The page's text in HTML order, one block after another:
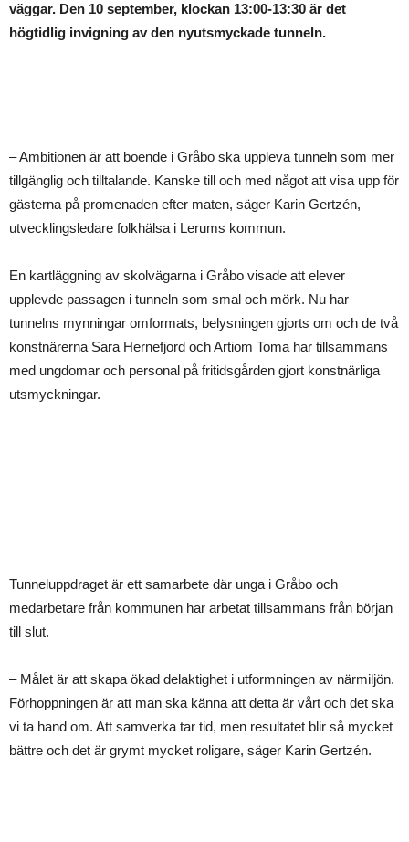
väggar. Den 10 september, klockan 13:00-13:30 är det
högtidlig invigning av den nyutsmyckade tunneln.
– Ambitionen är att boende i Gråbo ska uppleva tunneln som mer
tillgänglig och tilltalande. Kanske till och med något att visa upp för
gästerna på promenaden efter maten, säger Karin Gertzén,
utvecklingsledare folkhälsa i Lerums kommun.
En kartläggning av skolvägarna i Gråbo visade att elever
upplevde passagen i tunneln som smal och mörk. Nu har
tunnelns mynningar omformats, belysningen gjorts om och de två
konstnärerna Sara Hernefjord och Artiom Toma har tillsammans
med ungdomar och personal på fritidsgården gjort konstnärliga
utsmyckningar.
Tunneluppdraget är ett samarbete där unga i Gråbo och
medarbetare från kommunen har arbetat tillsammans från början
till slut.
– Målet är att skapa ökad delaktighet i utformningen av närmiljön.
Förhoppningen är att man ska känna att detta är vårt och det ska
vi ta hand om. Att samverka tar tid, men resultatet blir så mycket
bättre och det är grymt mycket roligare, säger Karin Gertzén.